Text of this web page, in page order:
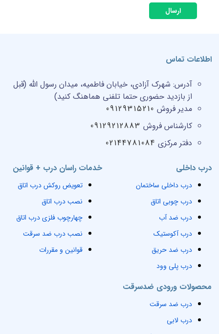
ارسال
خدمات راسان درب + قوانین
تعویض روکش درب اتاق
نصب درب اتاق
چهارچوب فلزی درب اتاق
نصب درب ضد سرقت
قوانین و مقررات
محصولات ورودی ضدسرقت
درب ضد سرقت
درب لابی
درب داخلی
درب داخلی ساختمان
درب چوبی اتاق
درب ضد آب
درب آکوستیک
درب ضد حریق
درب پلی وود
اطلاعات تماس
آدرس: شهرک آزادی، خیابان فاطمیه، میدان رسول الله (قبل
از بازدید حضوری حتما تلفنی هماهنگ کنید)
مدیر فروش 09129315210
کارشناس فروش 09129212883
دفتر مرکزی 02144781084